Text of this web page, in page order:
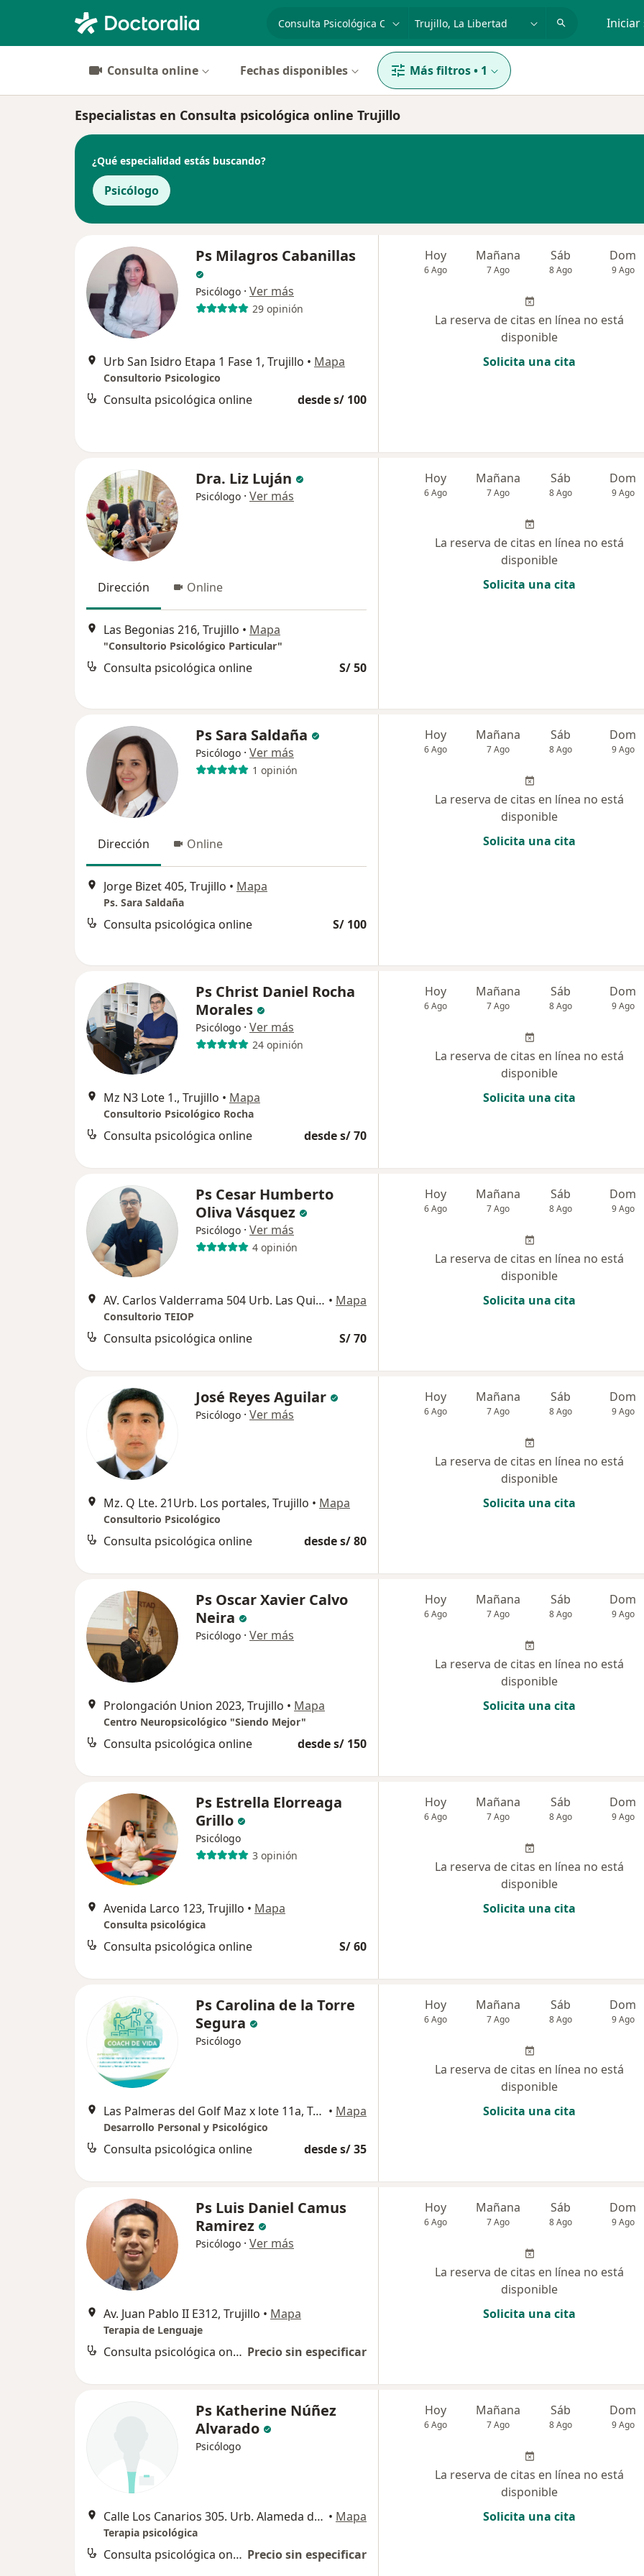
especialidad, enfermedad o nombre Iniciar
Consulta online Fechas disponibles Más filtros• 1
Especialistas en Consulta psicológica online Trujillo
¿Qué especialidad estás buscando?
Psicólogo
Ps Milagros Cabanillas
Psicólogo · Ver más
29 opinión
Urb San Isidro Etapa 1 Fase 1, Trujillo • Mapa
Consultorio Psicologico
Consulta psicológica online desde s/ 100
Hoy
6 Ago
Mañana
7 Ago
Sáb
8 Ago
Dom
9 Ago
La reserva de citas en línea no está
disponible
Solicita una cita
Dra. Liz Luján
Psicólogo · Ver más
Dirección Online
Las Begonias 216, Trujillo • Mapa
"Consultorio Psicológico Particular"
Consulta psicológica online S/ 50
Hoy
6 Ago
Mañana
7 Ago
Sáb
8 Ago
Dom
9 Ago
La reserva de citas en línea no está
disponible
Solicita una cita
Ps Sara Saldaña
Psicólogo · Ver más
1 opinión
Dirección Online
Jorge Bizet 405, Trujillo • Mapa
Ps. Sara Saldaña
Consulta psicológica online S/ 100
Hoy
6 Ago
Mañana
7 Ago
Sáb
8 Ago
Dom
9 Ago
La reserva de citas en línea no está
disponible
Solicita una cita
Ps Christ Daniel Rocha
Morales
Psicólogo · Ver más
24 opinión
Mz N3 Lote 1., Trujillo • Mapa
Consultorio Psicológico Rocha
Consulta psicológica online desde s/ 70
Hoy
6 Ago
Mañana
7 Ago
Sáb
8 Ago
Dom
9 Ago
La reserva de citas en línea no está
disponible
Solicita una cita
Ps Cesar Humberto
Oliva Vásquez
Psicólogo · Ver más
4 opinión
AV. Carlos Valderrama 504 Urb. Las Quintanas, Trujillo • Mapa
Consultorio TEIOP
Consulta psicológica online S/ 70
Hoy
6 Ago
Mañana
7 Ago
Sáb
8 Ago
Dom
9 Ago
La reserva de citas en línea no está
disponible
Solicita una cita
José Reyes Aguilar
Psicólogo · Ver más
Mz. Q Lte. 21Urb. Los portales, Trujillo • Mapa
Consultorio Psicológico
Consulta psicológica online desde s/ 80
Hoy
6 Ago
Mañana
7 Ago
Sáb
8 Ago
Dom
9 Ago
La reserva de citas en línea no está
disponible
Solicita una cita
Ps Oscar Xavier Calvo
Neira
Psicólogo · Ver más
Prolongación Union 2023, Trujillo • Mapa
Centro Neuropsicológico "Siendo Mejor"
Consulta psicológica online desde s/ 150
Hoy
6 Ago
Mañana
7 Ago
Sáb
8 Ago
Dom
9 Ago
La reserva de citas en línea no está
disponible
Solicita una cita
Ps Estrella Elorreaga
Grillo
Psicólogo
3 opinión
Avenida Larco 123, Trujillo • Mapa
Consulta psicológica
Consulta psicológica online S/ 60
Hoy
6 Ago
Mañana
7 Ago
Sáb
8 Ago
Dom
9 Ago
La reserva de citas en línea no está
disponible
Solicita una cita
Ps Carolina de la Torre
Segura
Psicólogo
Las Palmeras del Golf Maz x lote 11a, Trujillo • Mapa
Desarrollo Personal y Psicológico
Consulta psicológica online desde s/ 35
Hoy
6 Ago
Mañana
7 Ago
Sáb
8 Ago
Dom
9 Ago
La reserva de citas en línea no está
disponible
Solicita una cita
Ps Luis Daniel Camus
Ramirez
Psicólogo · Ver más
Av. Juan Pablo II E312, Trujillo • Mapa
Terapia de Lenguaje
Consulta psicológica online Precio sin especificar
Hoy
6 Ago
Mañana
7 Ago
Sáb
8 Ago
Dom
9 Ago
La reserva de citas en línea no está
disponible
Solicita una cita
Ps Katherine Núñez
Alvarado
Psicólogo
Calle Los Canarios 305. Urb. Alameda de San Andrés , Trujillo • Mapa
Terapia psicológica
Consulta psicológica online Precio sin especificar
Hoy
6 Ago
Mañana
7 Ago
Sáb
8 Ago
Dom
9 Ago
La reserva de citas en línea no está
disponible
Solicita una cita